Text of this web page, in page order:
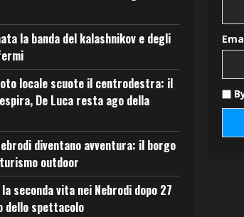
la banda del kalashnikov e degli
locale scuote il centrodestra: il
De Luca resta ago della
diventano avventura: il borgo
outdoor
seconda vita nei Nebrodi dopo 27
dello spettacolo